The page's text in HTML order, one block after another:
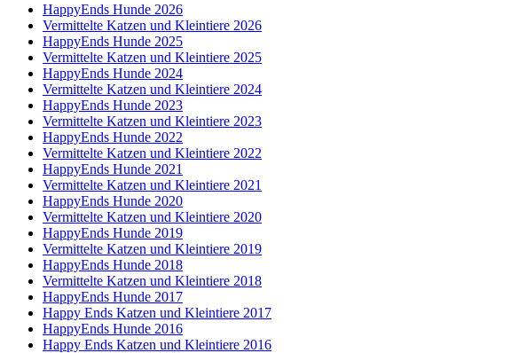
HappyEnds Hunde 2026
Vermittelte Katzen und Kleintiere 2026
HappyEnds Hunde 2025
Vermittelte Katzen und Kleintiere 2025
HappyEnds Hunde 2024
Vermittelte Katzen und Kleintiere 2024
HappyEnds Hunde 2023
Vermittelte Katzen und Kleintiere 2023
HappyEnds Hunde 2022
Vermittelte Katzen und Kleintiere 2022
HappyEnds Hunde 2021
Vermittelte Katzen und Kleintiere 2021
HappyEnds Hunde 2020
Vermittelte Katzen und Kleintiere 2020
HappyEnds Hunde 2019
Vermittelte Katzen und Kleintiere 2019
HappyEnds Hunde 2018
Vermittelte Katzen und Kleintiere 2018
HappyEnds Hunde 2017
Happy Ends Katzen und Kleintiere 2017
HappyEnds Hunde 2016
Happy Ends Katzen und Kleintiere 2016